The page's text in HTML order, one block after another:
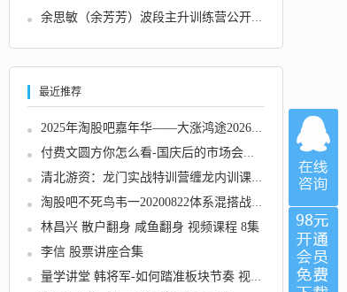
余思敏（余芳芳）波段主升训练营公开课-2025年...
最近推荐
2025年淘股吧嘉年华——大涨鸿途2026.01.10
付费文圆方你怎么看-国庆后的市场会如何走？
清北游资：龙门实战特训营缠龙内训课程视频
淘股吧不死鸟韦一20200822体系混搭战法全面升...
林昌兴 散户翻身 咸鱼翻身 视频课程 8集
李信 股票讲座合集
量学讲堂 韩将军-如何踏准板块节奏 视频课程